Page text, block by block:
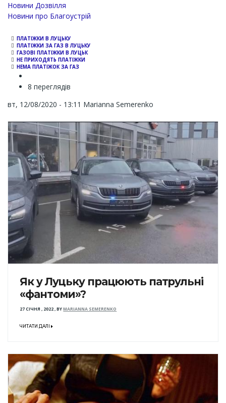
Новини Дозвілля
Новини про Благоустрій
ПЛАТІЖКИ В ЛУЦЬКУ
ПЛАТІЖКИ ЗА ГАЗ В ЛУЦЬКУ
ГАЗОВІ ПЛАТІЖКИ В ЛУЦЬК
НЕ ПРИХОДЯТЬ ПЛАТІЖКИ
НЕМА ПЛАТІЖОК ЗА ГАЗ
8 переглядів
вт, 12/08/2020 - 13:11 Marianna Semerenko
Як у Луцьку працюють патрульні
«фантоми»?
27 СІЧНЯ , 2022,BYMARIANNA SEMERENKO
ЧИТАТИ ДАЛІ